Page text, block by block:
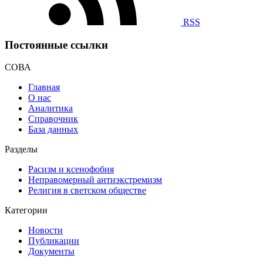
RSS
Постоянные ссылки
СОВА
Главная
О нас
Аналитика
Справочник
База данных
Разделы
Расизм и ксенофобия
Неправомерный антиэкстремизм
Религия в светском обществе
Категории
Новости
Публикации
Документы